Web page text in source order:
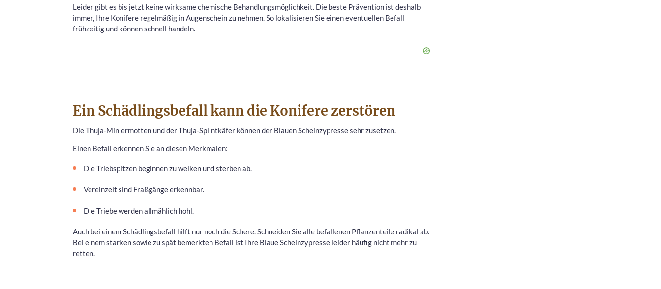
Leider gibt es bis jetzt keine wirksame chemische Behandlungsmöglichkeit. Die beste Prävention ist deshalb
immer, Ihre Konifere regelmäßig in Augenschein zu nehmen. So lokalisieren Sie einen eventuellen Befall
frühzeitig und können schnell handeln.
Ein Schädlingsbefall kann die Konifere zerstören
Die Thuja-Miniermotten und der Thuja-Splintkäfer können der Blauen Scheinzypresse sehr zusetzen.
Einen Befall erkennen Sie an diesen Merkmalen:
Die Triebspitzen beginnen zu welken und sterben ab.
Vereinzelt sind Fraßgänge erkennbar.
Die Triebe werden allmählich hohl.
Auch bei einem Schädlingsbefall hilft nur noch die Schere. Schneiden Sie alle befallenen Pflanzenteile radikal ab.
Bei einem starken sowie zu spät bemerkten Befall ist Ihre Blaue Scheinzypresse leider häufig nicht mehr zu
retten.